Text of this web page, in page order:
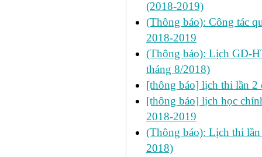
(2018-2019)
(Thông báo): Công tác
2018-2019
(Thông báo): Lịch GD-
tháng 8/2018)
[thông báo] lịch thi lần 2
[thông báo] lịch học
2018-2019
(Thông báo): Lịch thi
2018)